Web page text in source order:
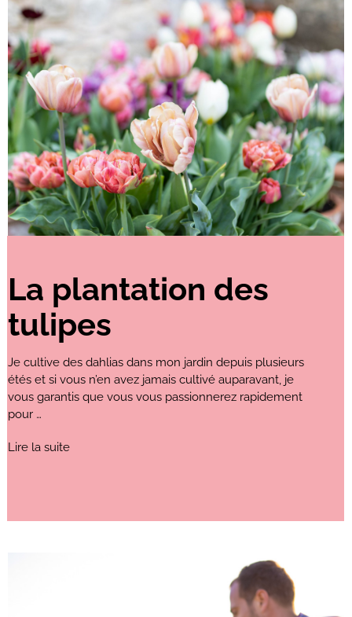
La plantation des
tulipes
Je cultive des dahlias dans mon jardin depuis plusieurs
étés et si vous n’en avez jamais cultivé auparavant, je
vous garantis que vous vous passionnerez rapidement
pour …
Lire la suite